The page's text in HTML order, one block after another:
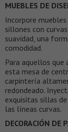
MUEBLES DE
Incorpore
sillones con
suavidad, una
comodidad.
Para aquellos que
esta mesa de
carpintería
redondeado.
exquisitas sillas
las líneas curvas.
DECORACIÓN DE